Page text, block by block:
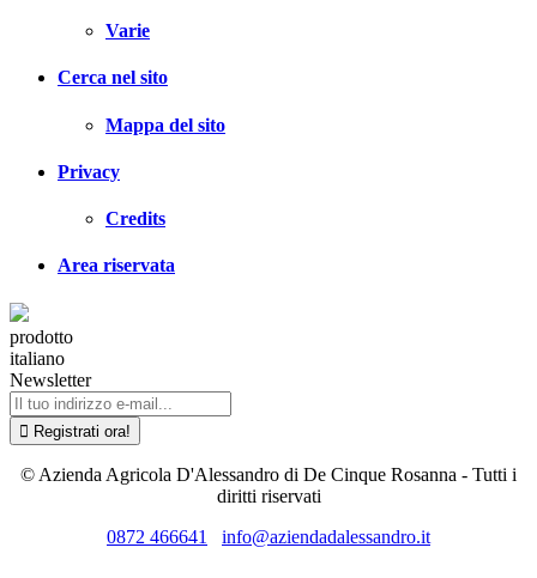
Varie
Cerca nel sito
Mappa del sito
Privacy
Credits
Area riservata
prodotto
italiano
Newsletter
© Azienda Agricola D'Alessandro di De Cinque Rosanna - Tutti i
diritti riservati
0872 466641
info@aziendadalessandro.it